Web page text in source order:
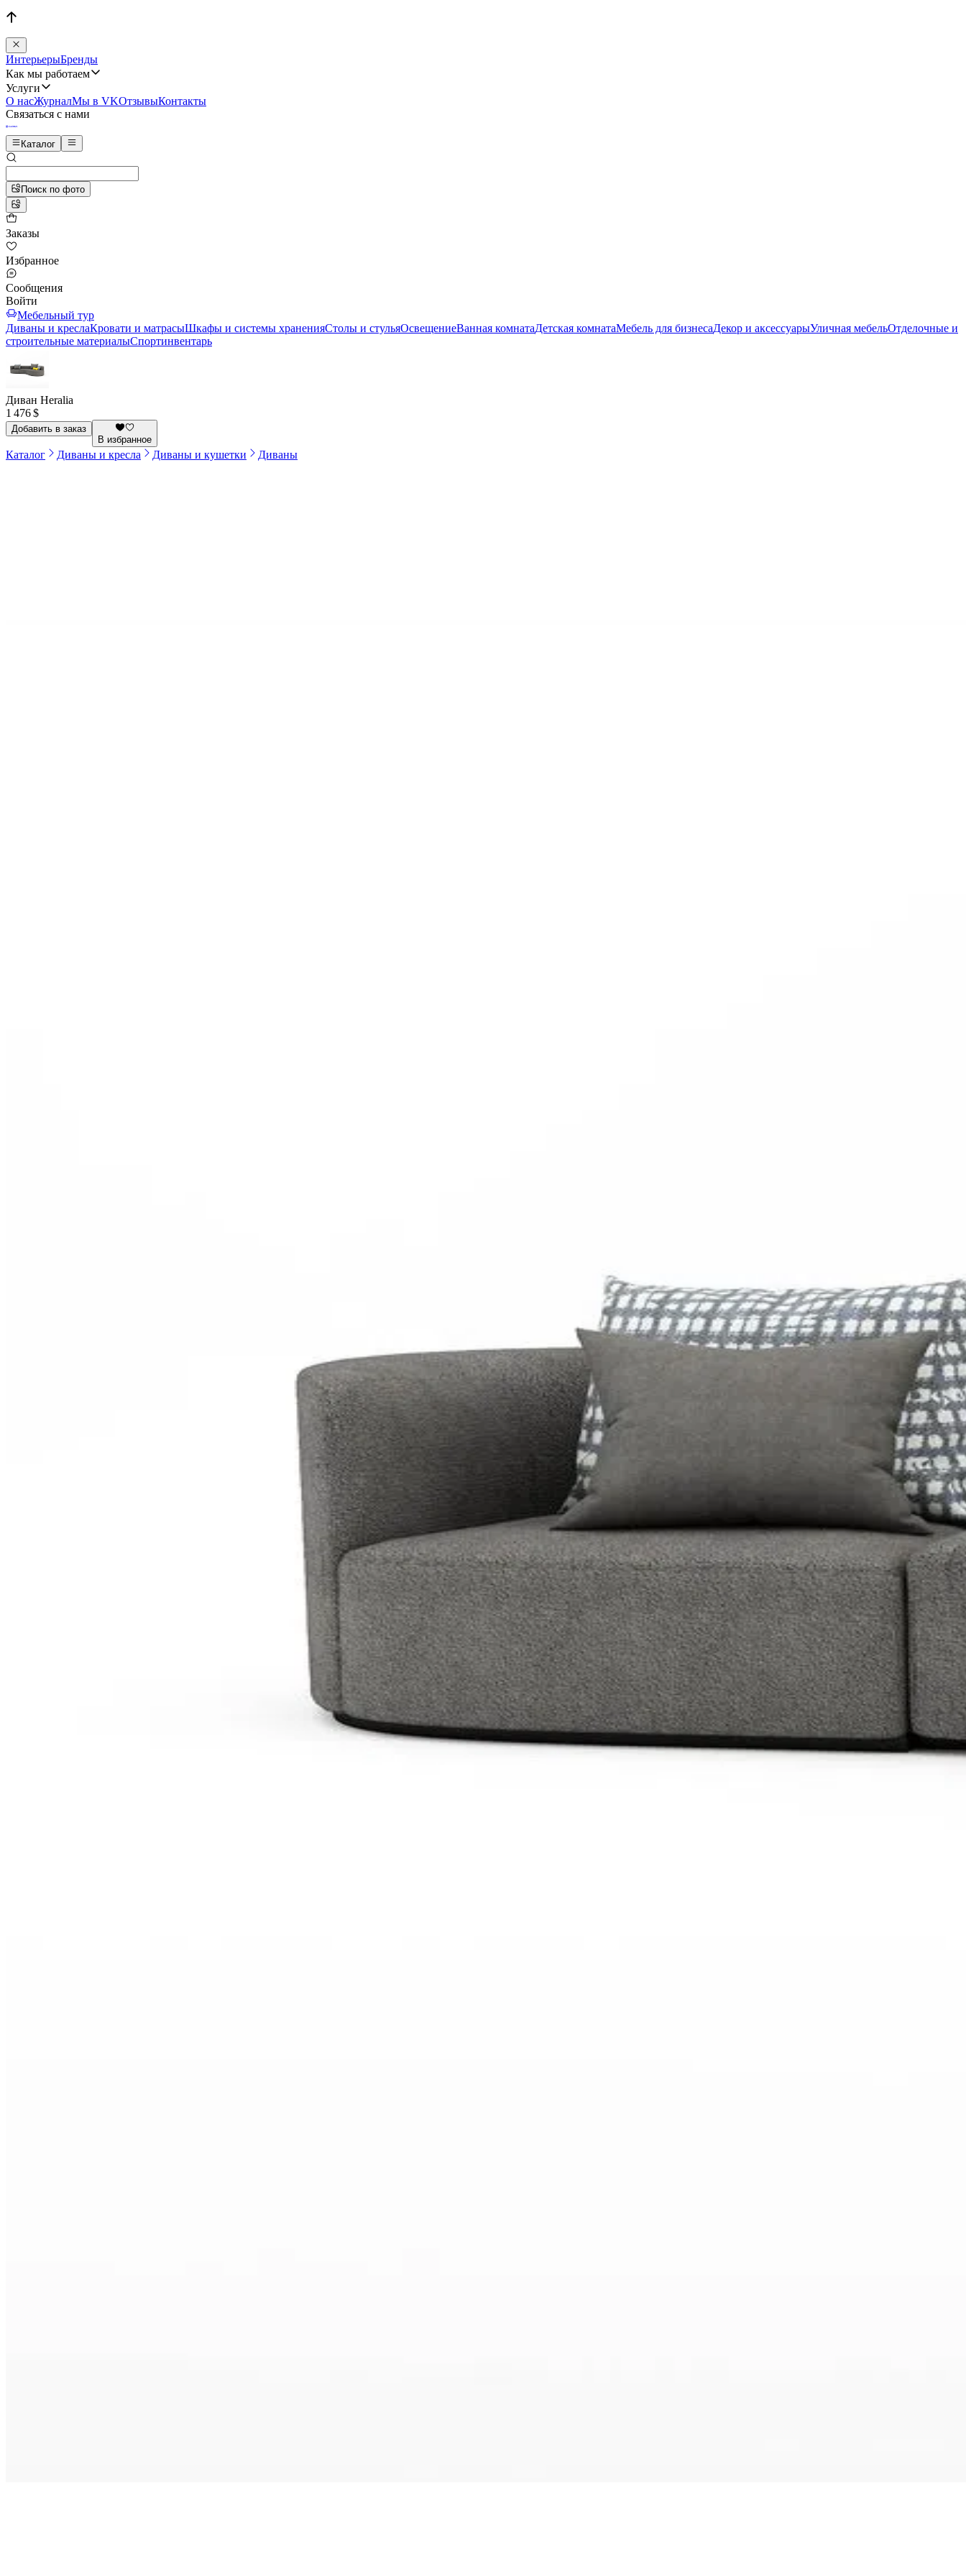
ИнтерьерыБренды
Как мы работаем
Услуги
О насЖурналМы в VKОтзывыКонтакты
Связаться с нами
Каталог
Поиск по фото
Заказы
Избранное
Сообщения
Войти
Мебельный тур
Диваны и креслаКровати и матрасыШкафы и системы храненияСтолы и стульяОсвещениеВанная комнатаДетская комнатаМебель для бизнесаДекор и аксессуарыУличная мебельОтделочные и
строительные материалыСпортинвентарь
Диван Heralia
1 476 $
Добавить в заказ
В избранное
Каталог Диваны и кресла Диваны и кушетки Диваны